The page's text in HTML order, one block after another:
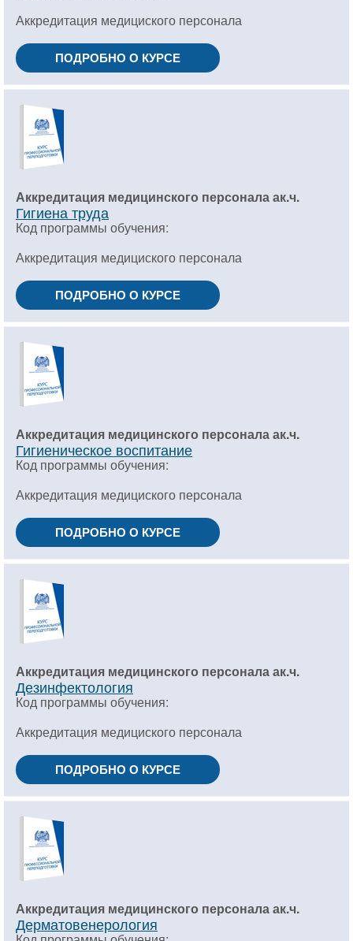
Аккредитация медициского персонала
ПОДРОБНО О КУРСЕ
Аккредитация медицинского персонала ак.ч.
Гигиена труда
Код программы обучения:
Аккредитация медициского персонала
ПОДРОБНО О КУРСЕ
Аккредитация медицинского персонала ак.ч.
Гигиеническое воспитание
Код программы обучения:
Аккредитация медициского персонала
ПОДРОБНО О КУРСЕ
Аккредитация медицинского персонала ак.ч.
Дезинфектология
Код программы обучения:
Аккредитация медициского персонала
ПОДРОБНО О КУРСЕ
Аккредитация медицинского персонала ак.ч.
Дерматовенерология